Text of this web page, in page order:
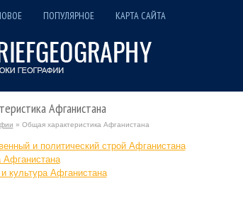
ПОПУЛЯРНОЕ КАРТА САЙТА
Афганистана
» Общая характеристика Афганистана
и политический строй Афганистана
Афганистана
культура Афганистана